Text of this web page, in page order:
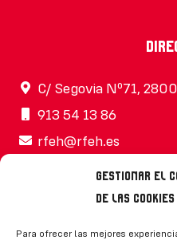
Gestionar el
de las cookies
Para ofrecer las mejores
C/ Segovia Nº71,
913 54 13 86
rfeh@rfeh.es